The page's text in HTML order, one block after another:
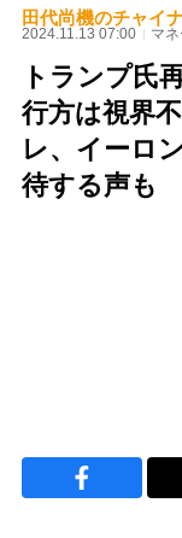
田代尚機のチャイ
2024.11.13 07:00 マ
トランプ氏
行方は視界
レ、イーロ
待する声も